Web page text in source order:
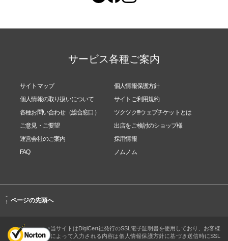
サービス各種ご案内
サイトマップ
個人情報保護方針
個人情報の取り扱いについて
サイトご利用規約
各種お問い合わせ（総合窓口）
ツクツク!!!ウェブチケットとは
ご意見・ご要望
出店をご検討のショップ様
運営会社のご案内
採用情報
FAQ
ノムノム
-
↑ ページの先頭へ
当サイトはDigiCert社発行のSSL電子証明書を使用しており、お客様
によって入力される内容は個人情報保護方針に基づき送信時にSSL